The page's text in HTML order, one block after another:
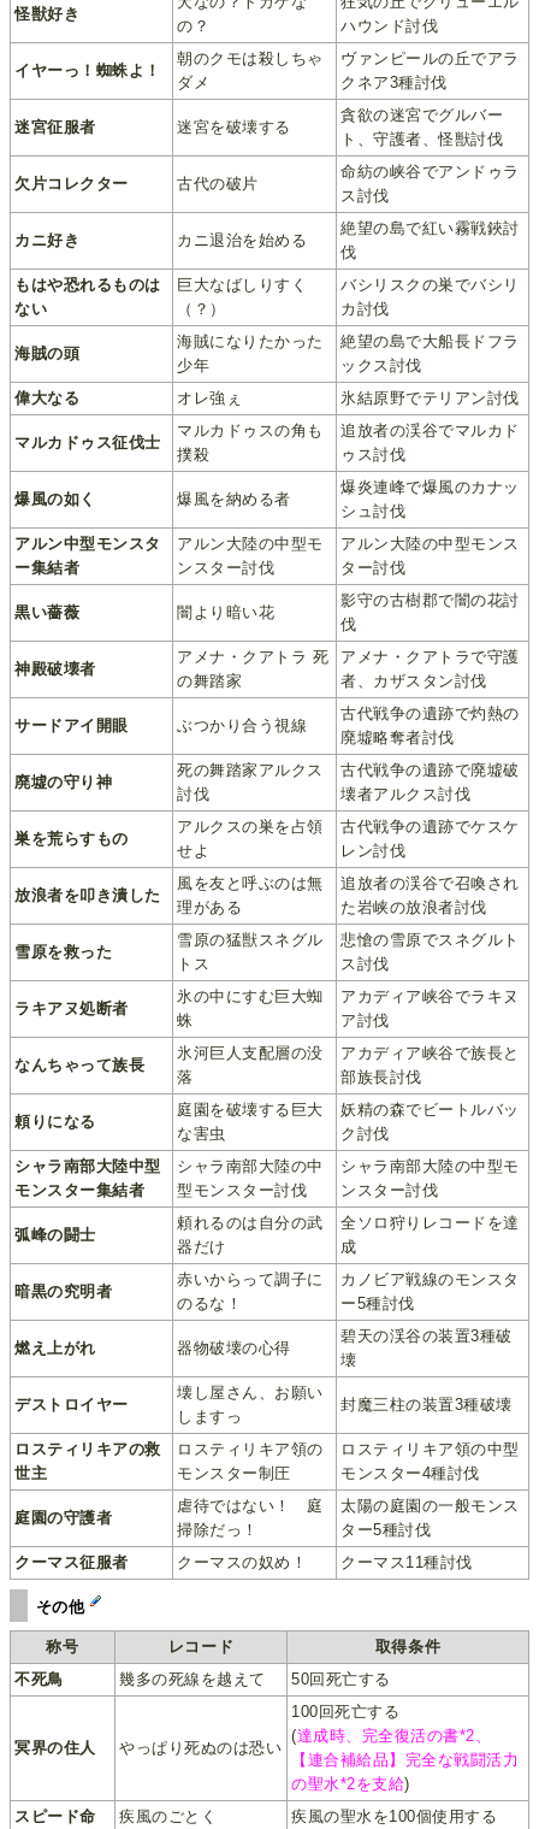
怪獣好き
の？
ハウンド討伐
イヤーっ！蜘蛛よ！
朝のクモは殺しちゃ
ダメ
ヴァンピールの丘でアラ
クネア3種討伐
迷宮征服者 迷宮を破壊する
貪欲の迷宮でグルバー
ト、守護者、怪獣討伐
欠片コレクター 古代の破片
命紡の峡谷でアンドゥラ
ス討伐
カニ好き カニ退治を始める
絶望の島で紅い霧戦鋏討
伐
もはや恐れるものは
ない
巨大なばしりすく
（？）
バシリスクの巣でバシリ
カ討伐
海賊の頭
海賊になりたかった
少年
絶望の島で大船長ドフラ
ックス討伐
偉大なる
オレ強ぇ 氷結原野でテリアン討伐
マルカドゥス征伐士
マルカドゥスの角も
撲殺
追放者の渓谷でマルカド
ゥス討伐
爆風の如く 爆風を納める者
爆炎連峰で爆風のカナッ
シュ討伐
アルン中型モンスタ
ー集結者
アルン大陸の中型モ
ンスター討伐
アルン大陸の中型モンス
ター討伐
黒い薔薇 闇より暗い花
影守の古樹郡で闇の花討
伐
神殿破壊者
アメナ・クアトラ 死
の舞踏家
アメナ・クアトラで守護
者、カザスタン討伐
サードアイ開眼 ぶつかり合う視線
古代戦争の遺跡で灼熱の
廃墟略奪者討伐
廃墟の守り神
死の舞踏家アルクス
討伐
古代戦争の遺跡で廃墟破
壊者アルクス討伐
巣を荒らすもの
アルクスの巣を占領
せよ
古代戦争の遺跡でケスケ
レン討伐
放浪者を叩き潰した
風を友と呼ぶのは無
理がある
追放者の渓谷で召喚され
た岩峡の放浪者討伐
雪原を救った
雪原の猛獣スネグル
トス
悲愴の雪原でスネグルト
ス討伐
ラキアヌ処断者
氷の中にすむ巨大蜘
蛛
アカディア峡谷でラキヌ
ア討伐
なんちゃって族長
氷河巨人支配層の没
落
アカディア峡谷で族長と
部族長討伐
頼りになる
庭園を破壊する巨大
な害虫
妖精の森でビートルバッ
ク討伐
シャラ南部大陸中型
モンスター集結者
シャラ南部大陸の中
型モンスター討伐
シャラ南部大陸の中型モ
ンスター討伐
弧峰の闘士
頼れるのは自分の武
器だけ
全ソロ狩りレコードを達
成
暗黒の究明者
赤いからって調子に
のるな！
カノビア戦線のモンスタ
ー5種討伐
燃え上がれ 器物破壊の心得
碧天の渓谷の装置3種破
壊
デストロイヤー
壊し屋さん、お願い
しますっ
封魔三柱の装置3種破壊
ロスティリキアの救
世主
ロスティリキア領の
モンスター制圧
ロスティリキア領の中型
モンスター4種討伐
庭園の守護者
虐待ではない！ 庭
掃除だっ！
太陽の庭園の一般モンス
ター5種討伐
クーマス征服者
クーマスの奴め！ クーマス11種討伐
その他
称号 レコード
取得条件
不死鳥
幾多の死線を越えて 50回死亡する
冥界の住人 やっぱり死ぬのは恐い
100回死亡する
(達成時、完全復活の書*2、
【連合補給品】完全な戦闘活力
の聖水*2を支給)
スピード命
疾風のごとく
疾風の聖水を100個使用する